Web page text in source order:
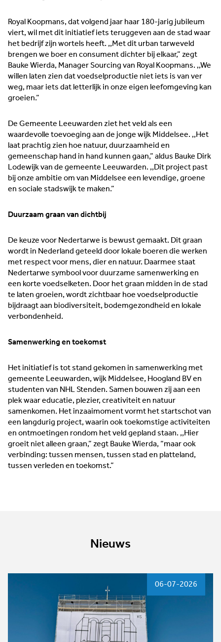
Royal Koopmans, dat volgend jaar haar 180-jarig jubileum
viert, wil met dit initiatief iets teruggeven aan de stad waar
het bedrijf zijn wortels heeft. ,,Met dit urban tarweveld
brengen we boer en consument dichter bij elkaar,” zegt
Bauke Wierda, Manager Sourcing van Royal Koopmans. ,,We
willen laten zien dat voedselproductie niet iets is van ver
weg, maar iets dat letterlijk in onze eigen leefomgeving kan
groeien.”
De Gemeente Leeuwarden ziet het veld als een
waardevolle toevoeging aan de jonge wijk Middelsee. ,,Het
laat prachtig zien hoe natuur, duurzaamheid en
gemeenschap hand in hand kunnen gaan,” aldus Bauke Dirk
Lodewijk van de gemeente Leeuwarden. ,,Dit project past
bij onze ambitie om van Middelsee een levendige, groene
en sociale stadswijk te maken.”
Duurzaam graan van dichtbij
De keuze voor Nedertarwe is bewust gemaakt. Dit graan
wordt in Nederland geteeld door lokale boeren die werken
met respect voor mens, dier en natuur. Daarmee staat
Nedertarwe symbool voor duurzame samenwerking en
een korte voedselketen. Door het graan midden in de stad
te laten groeien, wordt zichtbaar hoe voedselproductie
bijdraagt aan biodiversiteit, bodemgezondheid en lokale
verbondenheid.
Samenwerking en toekomst
Het initiatief is tot stand gekomen in samenwerking met
gemeente Leeuwarden, wijk Middelsee, Hoogland BV en
studenten van NHL Stenden. Samen bouwen zij aan een
plek waar educatie, plezier, creativiteit en natuur
samenkomen. Het inzaaimoment vormt het startschot van
een langdurig project, waarin ook toekomstige activiteiten
en ontmoetingen rondom het veld gepland staan. ,,Hier
groeit niet alleen graan,” zegt Bauke Wierda, “maar ook
verbinding: tussen mensen, tussen stad en platteland,
tussen verleden en toekomst.”
Nieuws
06-07-2026